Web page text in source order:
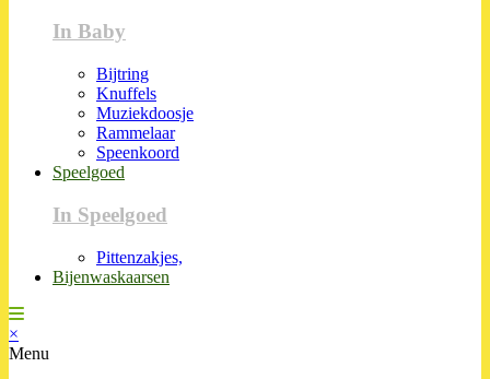
In Baby
Bijtring
Knuffels
Muziekdoosje
Rammelaar
Speenkoord
Speelgoed
In Speelgoed
Pittenzakjes,
Bijenwaskaarsen
×
Menu